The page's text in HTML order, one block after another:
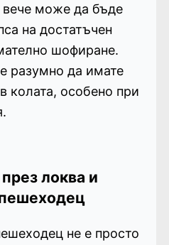
вече може да бъде
на достатъчен
шофиране.
разумно да имате
колата, особено при
локва и
не е просто